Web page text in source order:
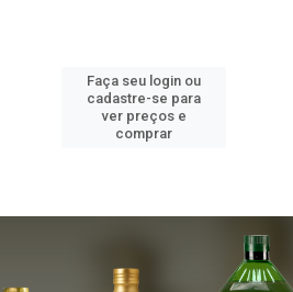
Faça seu login ou
cadastre-se para
ver preços e
comprar